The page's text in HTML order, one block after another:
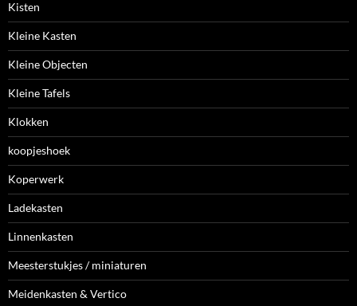
Kisten
Kleine Kasten
Kleine Objecten
Kleine Tafels
Klokken
koopjeshoek
Koperwerk
Ladekasten
Linnenkasten
Meesterstukjes / miniaturen
Meidenkasten & Vertico